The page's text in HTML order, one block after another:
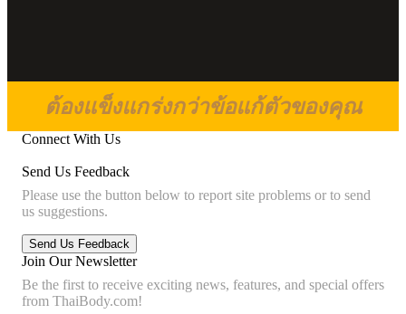
ต้องแข็งแกร่งกว่าข้อแก้ตัวของคุณ
Connect With Us
Send Us Feedback
Please use the button below to report site problems or to send
us suggestions.
Join Our Newsletter
Be the first to receive exciting news, features, and special offers
from ThaiBody.com!